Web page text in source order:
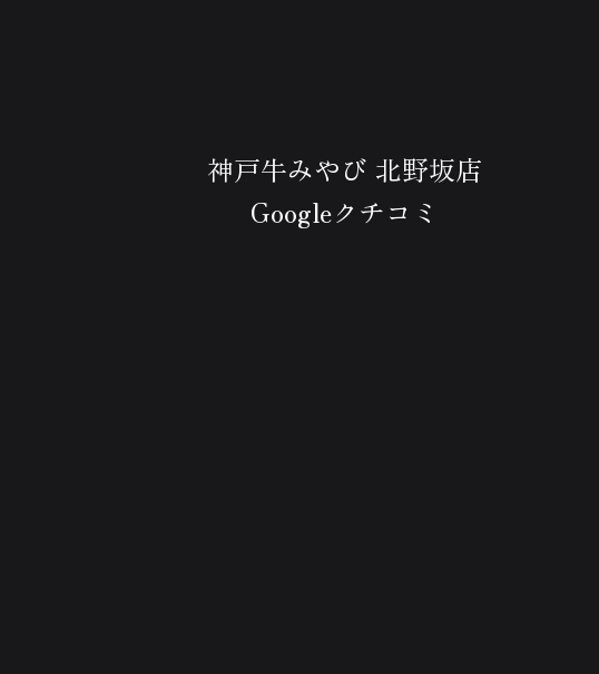
神戸牛みやび 北野坂店
Googleクチコミ